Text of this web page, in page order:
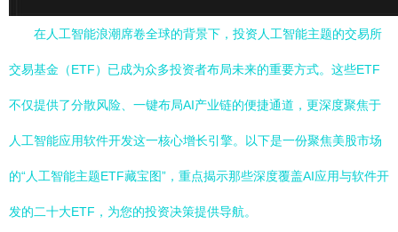
在人工智能浪潮席卷全球的背景下，投资人工智能主题的交易所
交易基金（ETF）已成为众多投资者布局未来的重要方式。这些ETF
不仅提供了分散风险、一键布局AI产业链的便捷通道，更深度聚焦于
人工智能应用软件开发这一核心增长引擎。以下是一份聚焦美股市场
的“人工智能主题ETF藏宝图”，重点揭示那些深度覆盖AI应用与软件开
发的二十大ETF，为您的投资决策提供导航。